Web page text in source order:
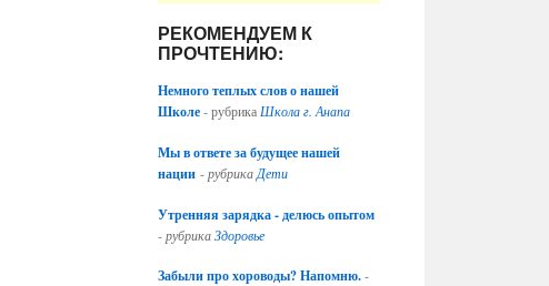
РЕКОМЕНДУЕМ К
ПРОЧТЕНИЮ:
Немного теплых слов о нашей
Школе- рубрика Школа г. Анапа
Мы в ответе за будущее нашей
нации -рубрикаДети
Утренняя зарядка - делюсь опытом
-рубрикаЗдоровье
Забыли про хороводы? Напомню.-